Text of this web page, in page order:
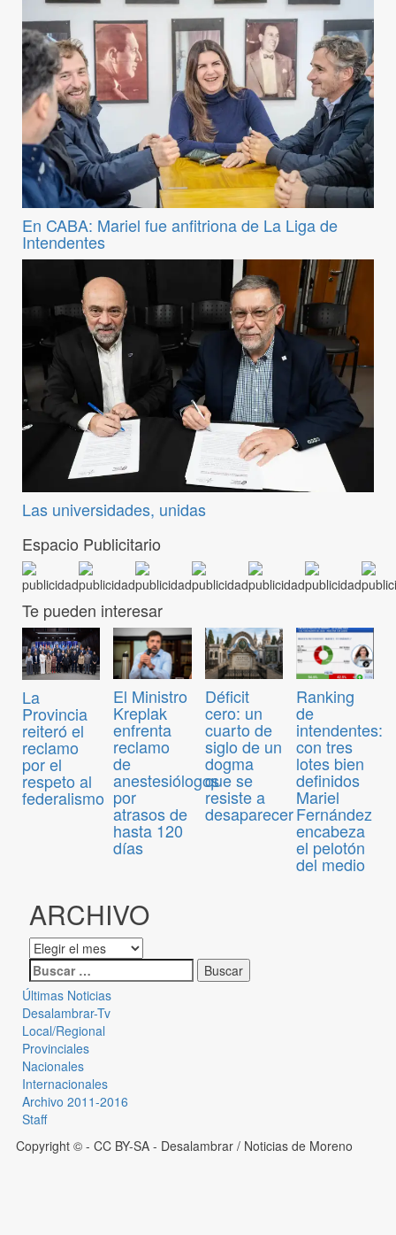
En CABA: Mariel fue anfitriona de La Liga de
Intendentes
Las universidades, unidas
Espacio Publicitario
Te pueden interesar
La
Provincia
reiteró el
reclamo
por el
respeto al
federalismo
El Ministro
Kreplak
enfrenta
reclamo
de
anestesiólogos
por
atrasos de
hasta 120
días
Déficit
cero: un
cuarto de
siglo de un
dogma
que se
resiste a
desaparecer
Ranking
de
intendentes:
con tres
lotes bien
definidos
Mariel
Fernández
encabeza
el pelotón
del medio
ARCHIVO
Últimas Noticias
Desalambrar-Tv
Local/Regional
Provinciales
Nacionales
Internacionales
Archivo 2011-2016
Staff
Copyright © - CC BY-SA - Desalambrar / Noticias de Moreno